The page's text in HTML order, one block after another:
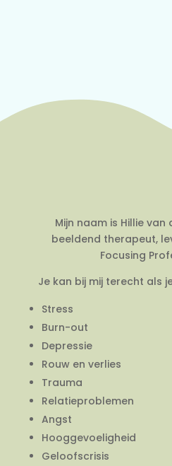
Mijn naam is Hillie van
beeldend therapeut,
Focusing
Je kan bij mij terecht als
Stress
Burn-out
Depressie
Rouw en verlies
Trauma
Relatieproblemen
Angst
Hooggevoeligheid
Geloofscrisis